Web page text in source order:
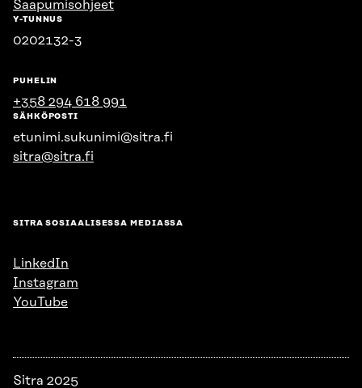
Saapumisohjeet
Y-TUNNUS
0202132-3
PUHELIN
+358 294 618 991
SÄHKÖPOSTI
etunimi.sukunimi@sitra.fi
sitra@sitra.fi
SITRA SOSIAALISESSA MEDIASSA
LinkedIn
Instagram
YouTube
Sitra 2025